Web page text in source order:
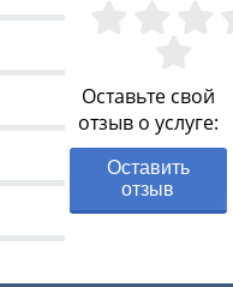
Оставьте свой
отзыв о услуге:
Оставить
отзыв